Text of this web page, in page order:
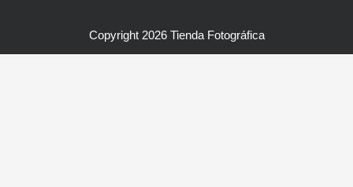
Copyright 2026 Tienda Fotográfica